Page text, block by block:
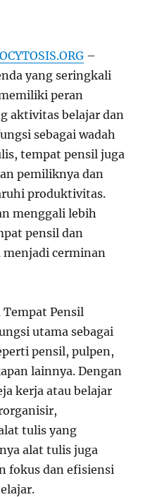
–
yang seringkali
peran
aktivitas belajar dan
sebagai wadah
tempat pensil juga
pemiliknya dan
produktivitas.
menggali lebih
pensil dan
menjadi cerminan
Tempat Pensil
utama sebagai
pensil, pulpen,
lainnya. Dengan
kerja atau belajar
tulis yang
alat tulis juga
fokus dan efisiensi